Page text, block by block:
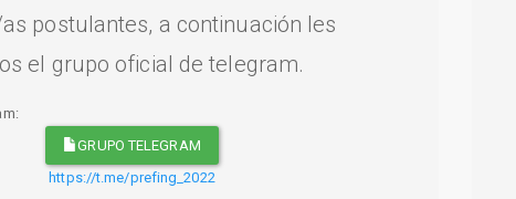
postulantes, a continuación les
el grupo oficial de telegram.
GRUPO TELEGRAM
https://t.me/prefing_2022